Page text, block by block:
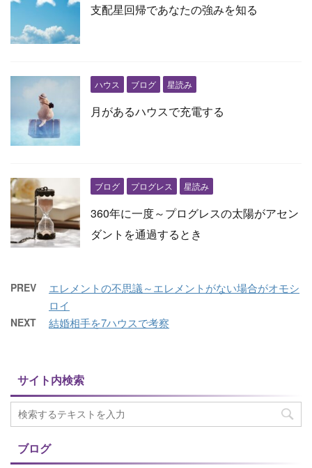
支配星回帰であなたの強みを知る
ハウス ブログ 星読み
月があるハウスで充電する
ブログ プログレス 星読み
360年に一度～プログレスの太陽がアセン
ダントを通過するとき
PREV
エレメントの不思議～エレメントがない場合がオモシ
ロイ
NEXT 結婚相手を7ハウスで考察
サイト内検索
ブログ